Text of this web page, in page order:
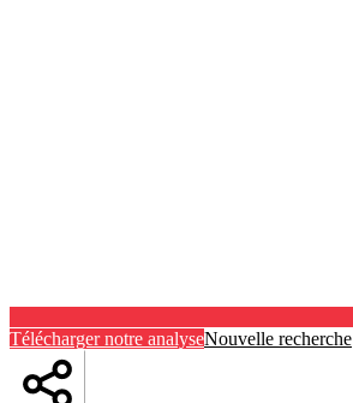
Télécharger notre analyseNouvelle recherche